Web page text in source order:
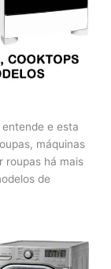
e esta
máquinas
roupas há mais
de